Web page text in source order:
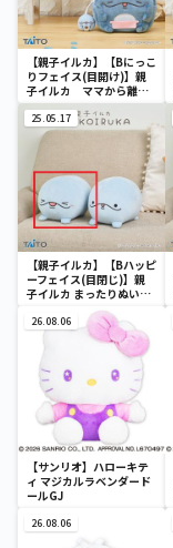
【親子イルカ】【Bにっこ
りフェイス(目開け)】親
子イルカ ママから離れ
ない！息子イルカマスコ
ット付きポーチ
25.05.17
【親子イルカ】【Bハッピ
ーフェイス(目閉じ)】親
子イルカ まったりぬいぐ
るみ 息子イルカ
26.08.06
【サンリオ】ハローキテ
ィ マジカルラベンダード
ールGJ
26.08.06